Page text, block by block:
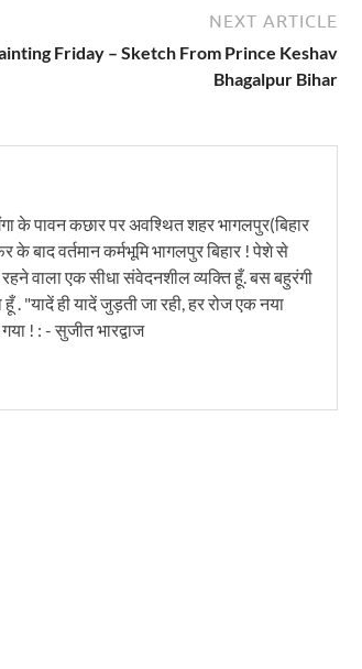
NEXT ARTICLE
Friday – Sketch From Prince Keshav
Bhagalpur Bihar
के पावन कछार पर अवश्थित शहर भागलपुर(बिहार
बाद वर्तमान कर्मभूमि भागलपुर बिहार ! पेशे से
वाला एक सीधा संवेदनशील व्यक्ति हूँ. बस बहुरंगी
"यादें ही यादें जुड़ती जा रही, हर रोज एक नया
! : - सुजीत भारद्वाज